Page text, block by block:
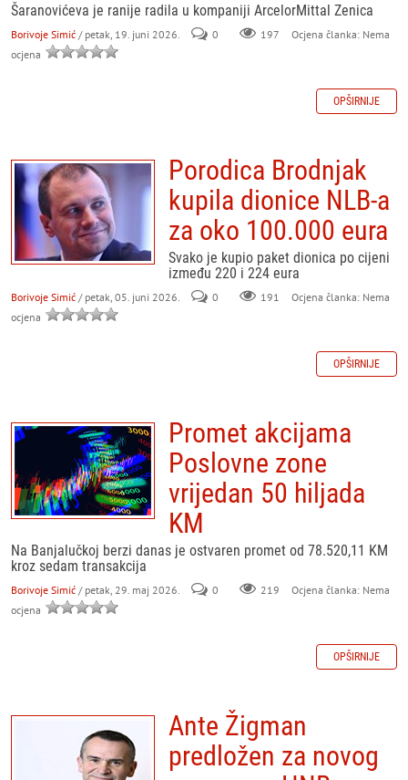
Šaranovićeva je ranije radila u kompaniji ArcelorMittal Zenica
Borivoje Simić / petak, 19. juni 2026. 0 197
Ocjena članka: Nema
ocjena
OPŠIRNIJE
Porodica Brodnjak
kupila dionice NLB-a
za oko 100.000 eura
Svako je kupio paket dionica po cijeni
između 220 i 224 eura
Borivoje Simić / petak, 05. juni 2026. 0 191
Ocjena članka: Nema
ocjena
OPŠIRNIJE
Promet akcijama
Poslovne zone
vrijedan 50 hiljada
KM
Na Banjalučkoj berzi danas je ostvaren promet od 78.520,11 KM
kroz sedam transakcija
Borivoje Simić / petak, 29. maj 2026. 0 219
Ocjena članka: Nema
ocjena
OPŠIRNIJE
Ante Žigman
predložen za novog